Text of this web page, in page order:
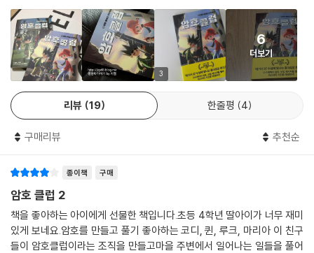
책에 실린 암호들은 난이도가 제각각 다르므로, 학업 수준이 서로 다른 아
이들도 자신에게 맞는 암호를 찾고 ‘암호 언어’들에 익숙해질 수 있습니다.
책을 읽고 나서 독자들은 직접 암호를 만들어 볼 수도 있고, 서로 비밀 메시
지를 보내서 상대방의 암호를 풀어 볼 수도 있습니다. 새로운 암호를 개발
하고 해결하면서 아이들은 논리력을 차근차근 기를 기회를 얻을 수 있습니
다.
3
6
더보기
리뷰 19 한줄평 4
구매리뷰 추천순
종이책 구매
암호 클럽 2
책을 좋아하는 아이에게 선물한 책입니다.초등 4학년 딸아이가 너무 재미
있게 보네요.암호를 만들고 풀기 좋아하는 코디, 퀸, 루크, 마리아 이 친구
들이 암호클럽이라는 조직을 만들고마을 주변에서 일어나는 일들을 풀어